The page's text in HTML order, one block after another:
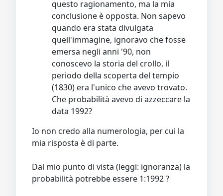
questo ragionamento, ma la mia
conclusione è opposta. Non sapevo
quando era stata divulgata
quell'immagine, ignoravo che fosse
emersa negli anni '90, non
conoscevo la storia del crollo, il
periodo della scoperta del tempio
(1830) era l'unico che avevo trovato.
Che probabilità avevo di azzeccare la
data 1992?
Io non credo alla numerologia, per cui la
mia risposta è di parte.
Dal mio punto di vista (leggi: ignoranza) la
probabilità potrebbe essere 1:1992 ?